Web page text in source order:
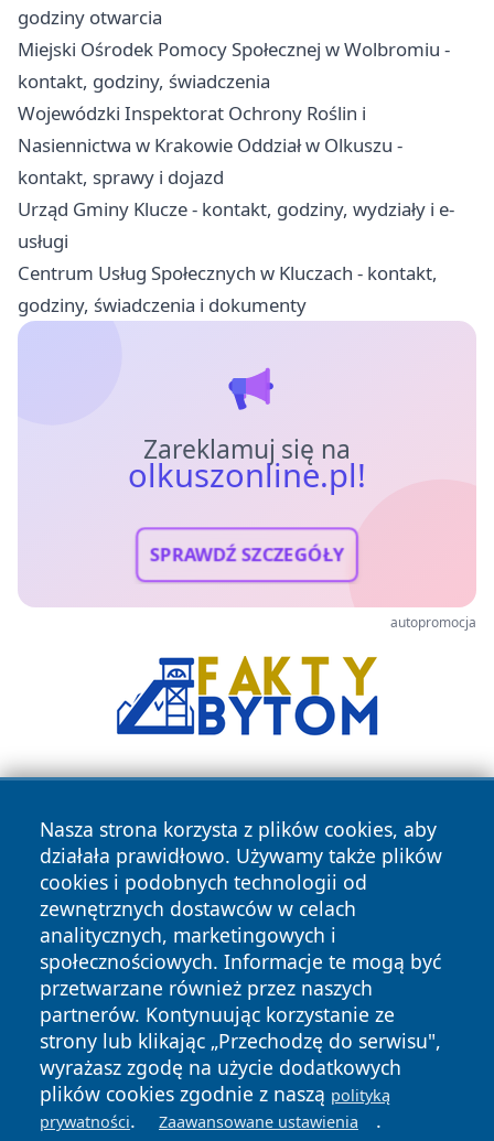
godziny otwarcia
Miejski Ośrodek Pomocy Społecznej w Wolbromiu -
kontakt, godziny, świadczenia
Wojewódzki Inspektorat Ochrony Roślin i
Nasiennictwa w Krakowie Oddział w Olkuszu -
kontakt, sprawy i dojazd
Urząd Gminy Klucze - kontakt, godziny, wydziały i e-
usługi
Centrum Usług Społecznych w Kluczach - kontakt,
godziny, świadczenia i dokumenty
Zareklamuj się na
olkuszonline.pl!
SPRAWDŹ SZCZEGÓŁY
autopromocja
Nasza strona korzysta z plików cookies, aby
działała prawidłowo. Używamy także plików
cookies i podobnych technologii od
zewnętrznych dostawców w celach
analitycznych, marketingowych i
społecznościowych. Informacje te mogą być
przetwarzane również przez naszych
partnerów. Kontynuując korzystanie ze
strony lub klikając „Przechodzę do serwisu",
wyrażasz zgodę na użycie dodatkowych
plików cookies zgodnie z naszą polityką
prywatności. Zaawansowane ustawienia .
Copyright © 2026 olkuszonline.pl Wszystkie prawa
zastrzeżone.
News Autorzy
Polityka
Prywatności
Polityka
Cookies